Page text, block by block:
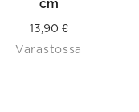
cm
13,90 €
Varastossa